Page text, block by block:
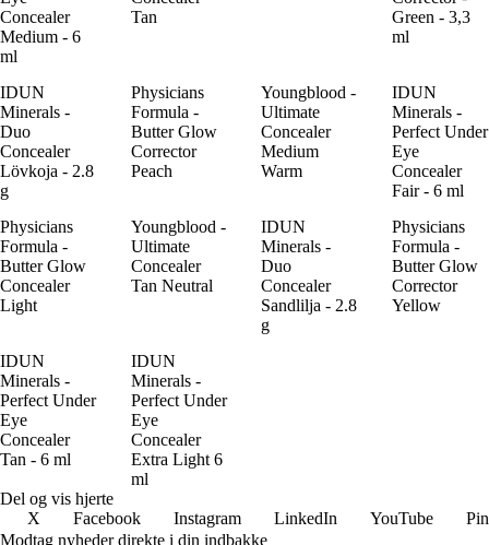
Concealer
Medium - 6
ml
Tan
Green - 3,3
ml
IDUN
Minerals -
Duo
Concealer
Lövkoja - 2.8
g
Physicians
Formula -
Butter Glow
Corrector
Peach
Youngblood -
Ultimate
Concealer
Medium
Warm
IDUN
Minerals -
Perfect Under
Eye
Concealer
Fair - 6 ml
Physicians
Formula -
Butter Glow
Concealer
Light
Youngblood -
Ultimate
Concealer
Tan Neutral
IDUN
Minerals -
Duo
Concealer
Sandlilja - 2.8
g
Physicians
Formula -
Butter Glow
Corrector
Yellow
IDUN
Minerals -
Perfect Under
Eye
Concealer
Tan - 6 ml
IDUN
Minerals -
Perfect Under
Eye
Concealer
Extra Light 6
ml
Del og vis hjerte
X
Facebook Instagram LinkedIn YouTube
Modtag nyheder direkte i din indbakke